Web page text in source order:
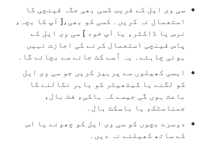
سی وی ایل کے قریب کسی بھی جگہ قینچی کا
استعمال نہ کریں۔ کسی کو بھی،[ آپ کا بچہ،
نرس یا ڈاکٹر، یا آپ خود ] سی وی ایل کے
پاس قینچی استعمال کرنے کی اجازت نہیں
ہونی چاہئے۔ یہ اُسے کٹ جانے سے بچائے گا۔
ایسی کھیلوں سے پرہیز کریں جو سی وی ایل
کو لگنے یا کیتھیٹر کو باہر نکالنے کا
باعث ہوں گی جیسے کہ ہاکی، فٹ بال،
جمناسٹک، یا باسکٹ بال۔
دوسرے بچوں کو سی وی ایل کو چھونے یا اس
کے ساتھ کھیلنے نہ دیں۔